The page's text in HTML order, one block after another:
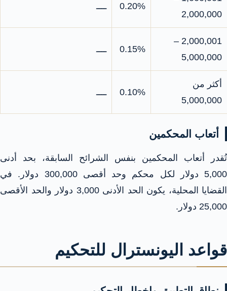
2,000,000
0.20% ــــ
2,000,001 –
5,000,000
0.15% ــــ
أكثر من
5,000,000
0.10% ــــ
أتعاب المحكمين
تُقدر أتعاب المحكمين بنفس الشرائح السابقة، بحد أدنى
5,000 دولار لكل محكم وحد أقصى 300,000 دولار. في
القضايا المحلية، يكون الحد الأدنى 3,000 دولار والحد الأقصى
25,000 دولار.​
قواعد اليونسترال للتحكيم